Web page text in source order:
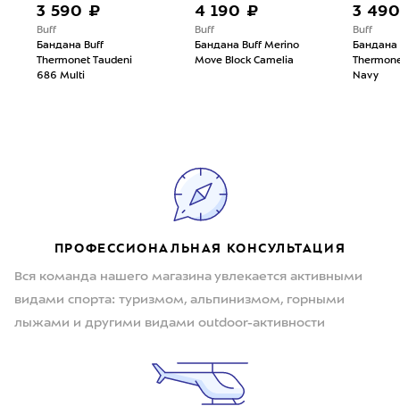
3 590 ₽
Buff
Бандана Buff
Thermonet Taudeni
686 Multi
4 190 ₽
Buff
Бандана Buff Merino
Move Block Camelia
3
Buff
Бандана
Navy
ПРОФЕССИОНАЛЬНАЯ КОНСУЛЬТАЦИЯ
Вся команда нашего магазина увлекается активными
видами спорта: туризмом, альпинизмом, горными
лыжами и другими видами outdoor-активности